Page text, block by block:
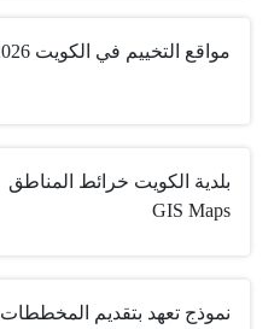
مواقع التخييم في الكويت 2026
بلدية الكويت خرائط المناطق
GIS Maps
نموذج تعهد بتقديم المخططات